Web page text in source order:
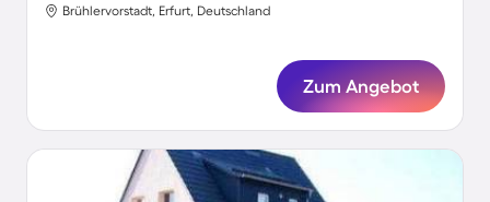
Brühlervorstadt, Erfurt, Deutschland
Zum Angebot